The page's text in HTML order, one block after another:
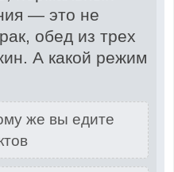
— это не
обед из трех
А какой режим
же вы едите